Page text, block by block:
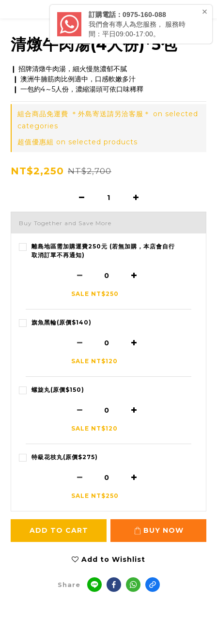
清燉牛肉湯(4人份)*5包
❙ 招牌清燉牛肉湯，細火慢熬濃郁不膩
❙ 澳洲牛腩筋肉比例適中，口感軟嫩多汁
❙ 一包約4～5人份，濃縮湯頭可依口味稀釋
組合商品免運費 ＊外島寄送請另洽客服＊ on selected
categories
超值優惠組 on selected products
NT$2,250 NT$2,700
Buy Together and Save More
離島地區需加購運費250元 (若無加購，本店會自行
取消訂單不再通知)
SALE NT$250
旗魚黑輪(原價$140)
SALE NT$120
螺旋丸(原價$150)
SALE NT$120
特級花枝丸(原價$275)
SALE NT$250
ADD TO CART BUY NOW
Add to Wishlist
Share